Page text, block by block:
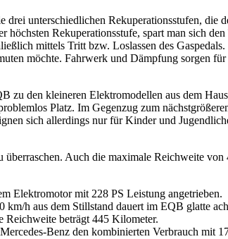
drei unterschiedlichen Rekuperationsstufen,
höchsten Rekuperationsstufe, spart man sich
mittels Tritt bzw. Loslassen des
möchte. Fahrwerk und Dämpfung sorgen
zu den kleineren Elektromodellen aus dem
Platz. Im Gegenzug zum
sich allerdings nur für Kinder und
Auch die maximale Reichweite
Elektromotor mit 228 PS Leistung angetrieben.
km/h aus dem Stillstand dauert im EQB glatte
beträgt 445 Kilometer.
Benz den kombinierten Verbrauch mit